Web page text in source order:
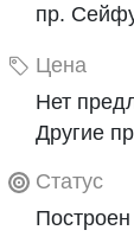
пр.
Цена
Нет
Другие
Статус
Построен